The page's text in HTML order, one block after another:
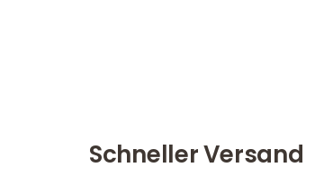
Schneller Versand